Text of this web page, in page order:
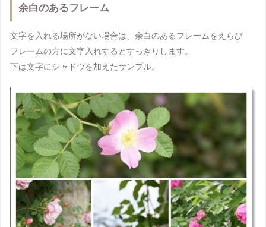
余白のあるフレーム
文字を入れる場所がない場合は、余白のあるフレームをえらび
フレームの方に文字入れするとすっきりします。
下は文字にシャドウを加えたサンプル。